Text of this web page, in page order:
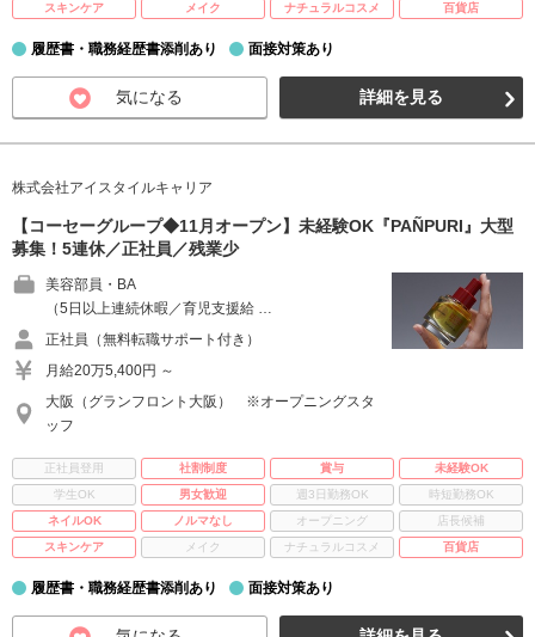
スキンケア
メイク ナチュラルコスメ 百貨店
履歴書・職務経歴書添削あり 面接対策あり
気になる 詳細を見る
株式会社アイスタイルキャリア
【コーセーグループ◆11月オープン】未経験OK『PAÑPURI』大型
募集！5連休／正社員／残業少
美容部員・BA
（5日以上連続休暇／育児支援給 …
正社員（無料転職サポート付き）
月給20万5,400円 ～
大阪（グランフロント大阪） ※オープニングスタ
ッフ
正社員登用 社割制度 賞与
未経験OK
学生OK
男女歓迎 週3日勤務OK
時短勤務OK
ネイルOK
ノルマなし オープニング
店長候補
スキンケア
メイク ナチュラルコスメ 百貨店
履歴書・職務経歴書添削あり 面接対策あり